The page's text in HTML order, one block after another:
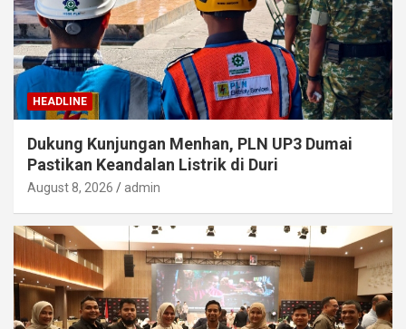
HEADLINE
Dukung Kunjungan Menhan, PLN UP3 Dumai
Pastikan Keandalan Listrik di Duri
August 8, 2026 admin